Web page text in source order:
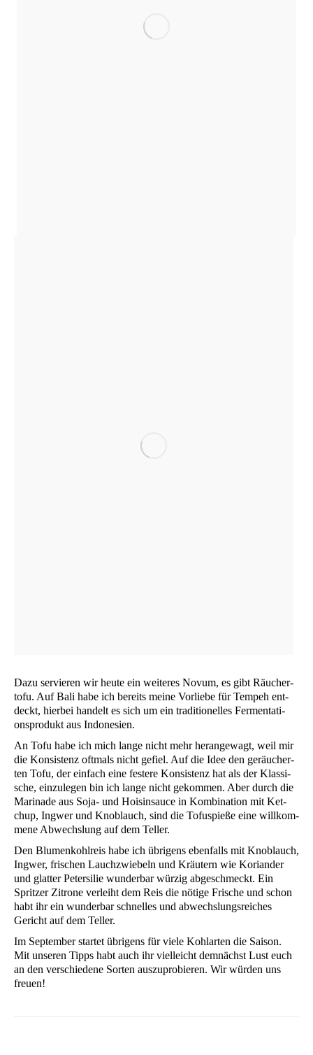
Dazu ser­vie­ren wir heu­te ein wei­te­res Novum, es gibt Räu­cher­
to­fu. Auf Bali habe ich bereits mei­ne Vor­lie­be für Tem­peh ent­
deckt, hier­bei han­delt es sich um ein tra­di­tio­nel­les Fer­men­ta­ti­
ons­pro­dukt aus Indonesien.
An Tofu habe ich mich lan­ge nicht mehr her­an­ge­wagt, weil mir
die Kon­sis­tenz oft­mals nicht gefiel. Auf die Idee den geräu­cher­
ten Tofu, der ein­fach eine fes­te­re Kon­sis­tenz hat als der Klas­si­
sche, ein­zu­le­gen bin ich lan­ge nicht gekom­men. Aber durch die
Mari­na­de aus Soja- und Hois­in­sauce in Kom­bi­na­ti­on mit Ket­
chup, Ing­wer und Knob­lauch, sind die Tofu­spie­ße eine will­kom­
me­ne Abwechs­lung auf dem Teller.
Den Blu­men­kohl­reis habe ich übri­gens eben­falls mit Knob­lauch,
Ing­wer, fri­schen Lauch­zwie­beln und Kräu­tern wie Kori­an­der
und glat­ter Peter­si­lie wun­der­bar wür­zig abge­schmeckt. Ein
Sprit­zer Zitro­ne ver­leiht dem Reis die nöti­ge Fri­sche und schon
habt ihr ein wun­der­bar schnel­les und abwechs­lungs­rei­ches
Gericht auf dem Teller.
Im Sep­tem­ber star­tet übri­gens für vie­le Kohl­ar­ten die Sai­son.
Mit unse­ren Tipps habt auch ihr viel­leicht dem­nächst Lust euch
an den ver­schie­de­ne Sor­ten aus­zu­pro­bie­ren. Wir wür­den uns
freuen!